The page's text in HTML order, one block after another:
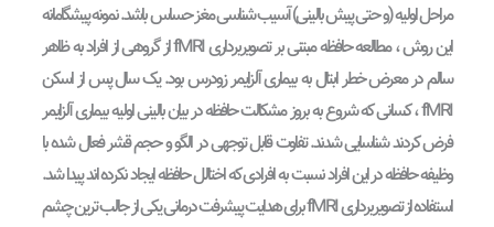
مراحل اولیه (و حتی پیش بالینی) آسیب شناسی مغز حساس باشد. نمونه پیشگامانه
این روش ، مطالعه حافظه مبتنی بر تصویربرداری fMRI از گروهی از افراد به ظاهر
سالم در معرض خطر ابتال به بیماری آلزایمر زودرس بود. یک سال پس از اسکن
fMRI ، کسانی که شروع به بروز مشکالت حافظه در بیان بالینی اولیه بیماری آلزایمر
فرض کردند شناسایی شدند. تفاوت قابل توجهی در الگو و حجم قشر فعال شده با
وظیفه حافظه در این افراد نسبت به افرادی که اختالل حافظه ایجاد نکرده اند پیدا شد.
استفاده از تصویربرداری fMRI برای هدایت پیشرفت درمانی یکی از جالب ترین چشم